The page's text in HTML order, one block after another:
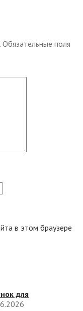
Обязательные поля
в этом браузере
для